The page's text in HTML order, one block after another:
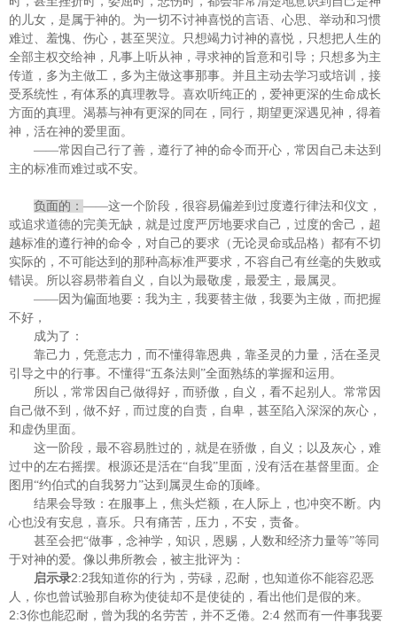
的儿女，是属于神的。为一切不讨神喜悦的言语、心思、举动和习惯
难过、羞愧、伤心，甚至哭泣。只想竭力讨神的喜悦，只想把人生的
全部主权交给神，凡事上听从神，寻求神的旨意和引导；只想多为主
传道，多为主做工，多为主做这事那事。并且主动去学习或培训，接
受系统性，有体系的真理教导。喜欢听纯正的，爱神更深的生命成长
方面的真理。渴慕与神有更深的同在，同行，期望更深遇见神，得着
神，活在神的爱里面。
——常因自己行了善，遵行了神的命令而开心，常因自己未达到
主的标准而难过或不安。
负面的： ——这一个阶段，很容易偏差到过度遵行律法和仪文，
或追求道德的完美无缺，就是过度严厉地要求自己，过度的舍己，超
越标准的遵行神的命令，对自己的要求（无论灵命或品格）都有不切
实际的，不可能达到的那种高标准严要求，不容自己有丝毫的失败或
错误。所以容易带着自义，自以为最敬虔，最爱主，最属灵。
——因为偏面地要：我为主，我要替主做，我要为主做，而把握
不好，
成为了：
靠己力，凭意志力，而不懂得靠恩典，靠圣灵的力量，活在圣灵
引导之中的行事。不懂得“五条法则”全面熟练的掌握和运用。
所以，常常因自己做得好，而骄傲，自义，看不起别人。常常因
自己做不到，做不好，而过度的自责，自卑，甚至陷入深深的灰心，
和虚伪里面。
这一阶段，最不容易胜过的，就是在骄傲，自义；以及灰心，难
过中的左右摇摆。根源还是活在“自我”里面，没有活在基督里面。企
图用“约伯式的自我努力”达到属灵生命的顶峰。
结果会导致：在服事上，焦头烂额，在人际上，也冲突不断。内
心也没有安息，喜乐。只有痛苦，压力，不安，责备。
甚至会把“做事，念神学，知识，恩赐，人数和经济力量等”等同
于对神的爱。像以弗所教会，被主批评为：
启示录2:2我知道你的行为，劳碌，忍耐，也知道你不能容忍恶
人，你也曾试验那自称为使徒却不是使徒的，看出他们是假的来。
2:3你也能忍耐，曾为我的名劳苦，并不乏倦。 2:4 然而有一件事我要